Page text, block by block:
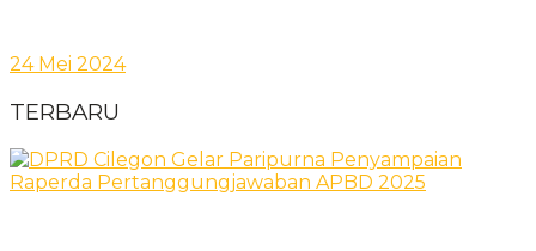
24 Mei 2024
TERBARU